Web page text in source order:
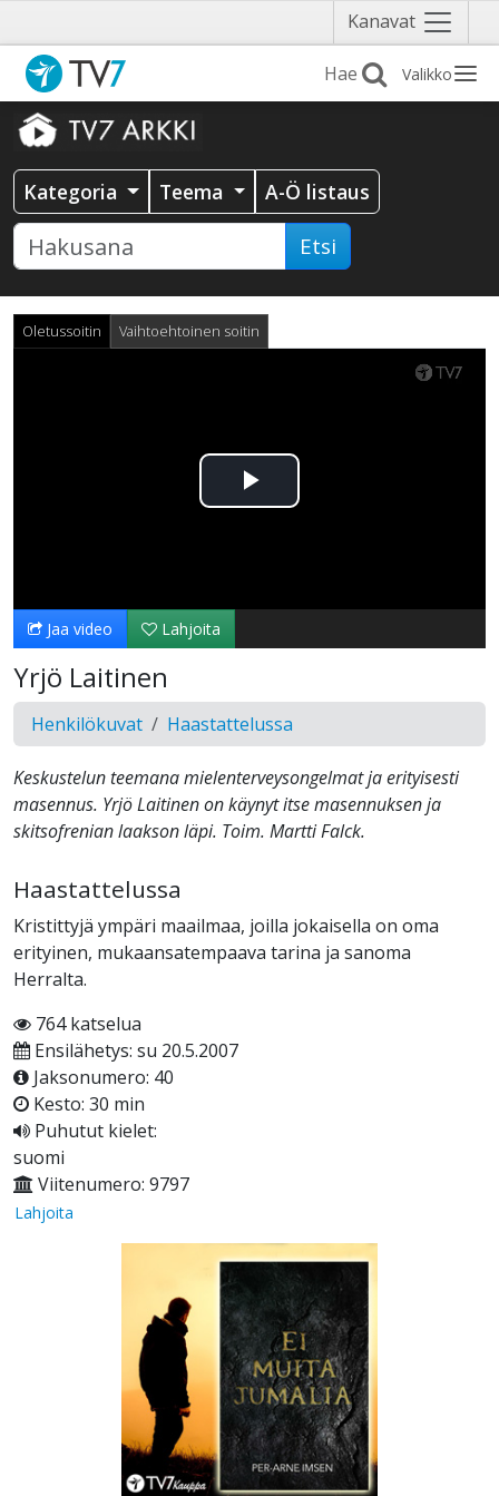
Kanavat Näytä
valikko
Valikko
Kategoria Teema A-Ö listaus
Etsi
Oletussoitin Vaihtoehtoinen soitin
Toista
Jaa video Lahjoita
Yrjö Laitinen
Henkilökuvat Haastattelussa
Keskustelun teemana mielenterveysongelmat ja erityisesti
masennus. Yrjö Laitinen on käynyt itse masennuksen ja
skitsofrenian laakson läpi. Toim. Martti Falck.
Haastattelussa
Kristittyjä ympäri maailmaa, joilla jokaisella on oma
erityinen, mukaansatempaava tarina ja sanoma
Herralta.
764 katselua
Ensilähetys: su 20.5.2007
Jaksonumero: 40
Kesto: 30 min
Puhutut kielet:
suomi
Viitenumero: 9797
Lahjoita